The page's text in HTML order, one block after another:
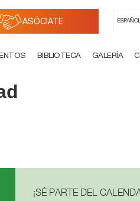
ASÓCIATE
BIBLIOTECA GALERÍA
¡SÉ PARTE DEL